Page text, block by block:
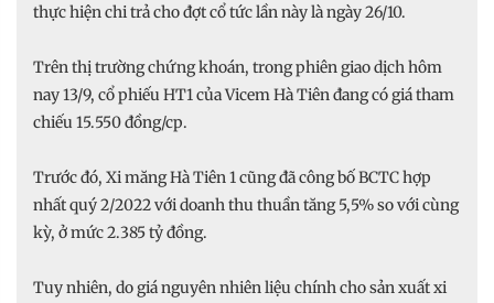
thực hiện chi trả cho đợt cổ tức lần này là ngày 26/10.
Trên thị trường chứng khoán, trong phiên giao dịch hôm
nay 13/9, cổ phiếu HT1 của Vicem Hà Tiên đang có giá tham
chiếu 15.550 đồng/cp.
Trước đó, Xi măng Hà Tiên 1 cũng đã công bố BCTC hợp
nhất quý 2/2022 với doanh thu thuần tăng 5,5% so với cùng
kỳ, ở mức 2.385 tỷ đồng.
Tuy nhiên, do giá nguyên nhiên liệu chính cho sản xuất xi